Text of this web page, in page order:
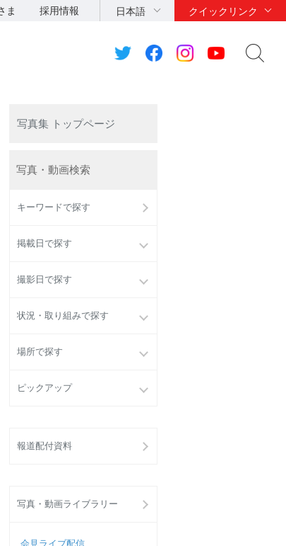
ま 採用情報 日本語 クイックリンク
写真集 トップページ
写真・動画検索
キーワードで探す
掲載日で探す
撮影日で探す
状況・取り組みで探す
場所で探す
ピックアップ
報道配付資料
写真・動画ライブラリー
会見ライブ配信